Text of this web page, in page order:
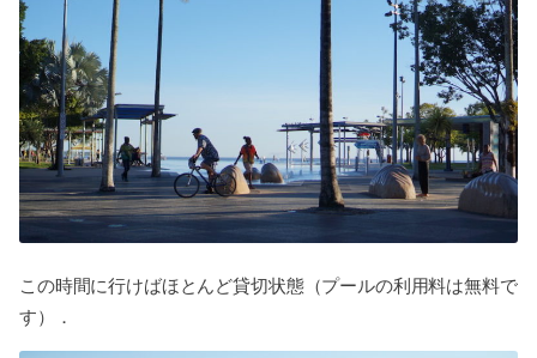
この時間に行けばほとんど貸切状態（プールの利用料は無料で
す）．